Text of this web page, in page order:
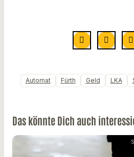
Automat Fürth Geld LKA
Das könnte Dich auch